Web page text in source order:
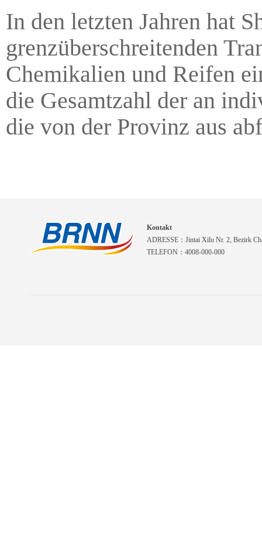
In den letzten Jahren hat
grenzüberschreitenden
Chemikalien und Reifen
die Gesamtzahl der an
die von der Provinz aus
Kontakt
ADRESSE：Jintai Xilu Nr. 2, Bezirk
TELEFON：4008-000-000